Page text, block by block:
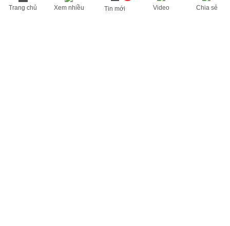
Trang chủ Xem nhiều Tin mới Video Chia sẻ